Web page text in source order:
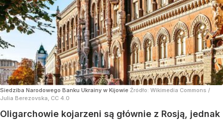
Siedziba Narodowego Banku Ukrainy w Kijowie Źródło: Wikimedia Commons /
Julia Berezovska, CC 4.0
Oligarchowie kojarzeni są głównie z Rosją, jednak